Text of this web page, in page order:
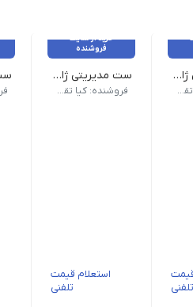
برای هدیه.
شیک و کلاسیک است.
دیجیتال و ماگ، هدیه‌ای خاص و ست مدیریتی ژاکلین
ترکیب سررسید چرمی، جا کارتی و
فروشنده: کیا تقویم
تلفنی
خرید از سایت
فروشنده
ست مدیریتی ژاوین
ست ژاوین با ترکیب
فروشنده: کیا تقویم
استعلام قیمت
تلفنی